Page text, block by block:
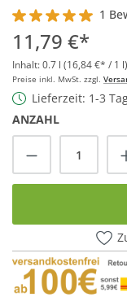
Durchschnittliche
1
11,79 €*
Inhalt:0.7 l (16,84 €* / 1 l)
Preise inkl. MwSt. zzgl.
Lieferzeit: 1-3
ANZAHL
Produkt